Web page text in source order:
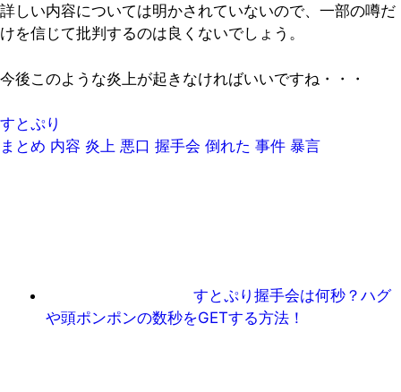
詳しい内容については明かされていないので、一部の噂だ
けを信じて批判するのは良くないでしょう。
今後このような炎上が起きなければいいですね・・・
すとぷり
まとめ 内容 炎上 悪口 握手会 倒れた 事件 暴言
すとぷり握手会は何秒？ハグ
や頭ポンポンの数秒をGETする方法！